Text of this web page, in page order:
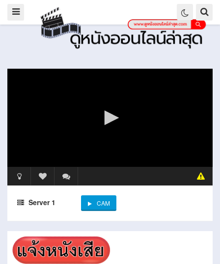
Server 1 CAM